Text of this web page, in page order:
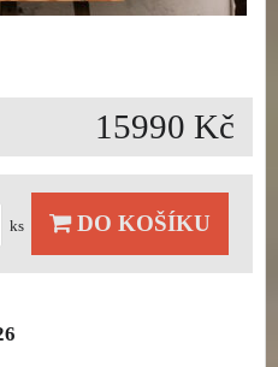
15990 Kč
ks DO KOŠÍKU